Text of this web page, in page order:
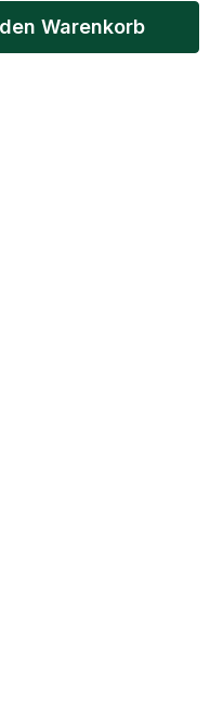
die Schaltflächen um die
Warenkorb